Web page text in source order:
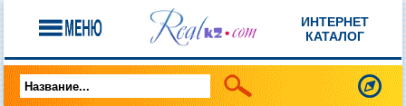
ИНТЕРНЕТ
КАТАЛОГ